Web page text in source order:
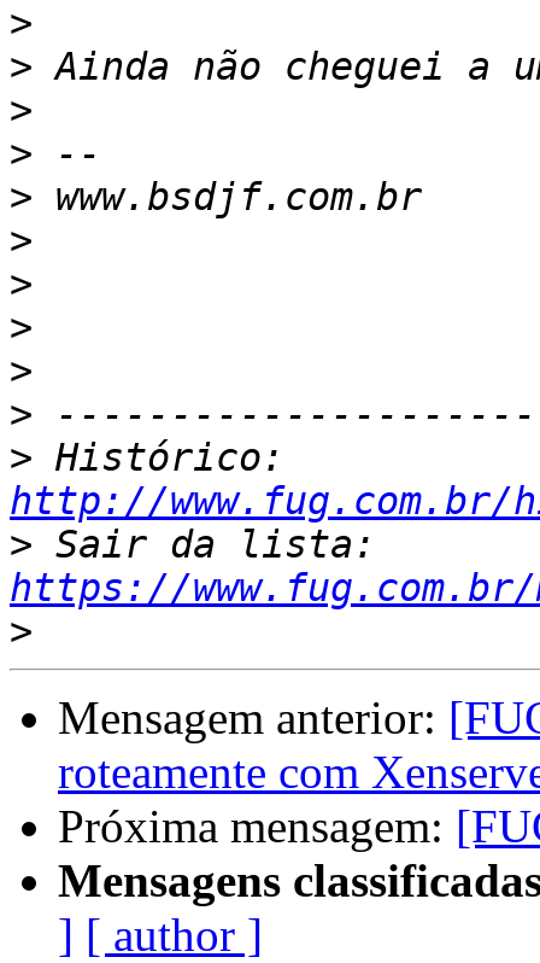
>
>
>
>
>
>
>
>
>
>
>
http://
>
https://
>
Mensagem anterior:
roteamente com
Próxima mensagem:
Mensagens
] [ author ]